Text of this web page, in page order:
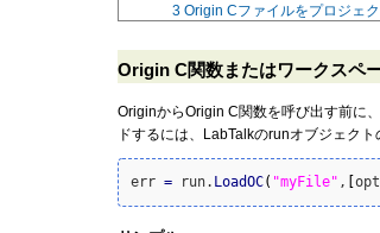
3 Origin Cファイルをプロジェ
Origin C関数またはワークスペ
OriginからOrigin C関数を呼び出す前に
ドするには、LabTalkのrunオブジェクト
err = run. LoadOC( "myFile" ,